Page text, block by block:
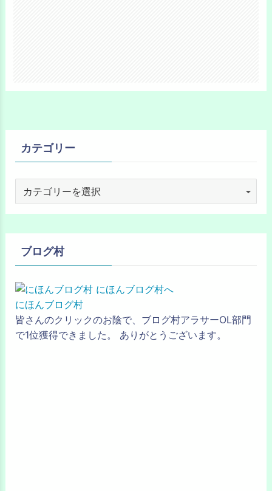
カテゴリー
ブログ村
にほんブログ村
皆さんのクリックのお陰で、ブログ村アラサーOL部門
で1位獲得できました。 ありがとうございます。